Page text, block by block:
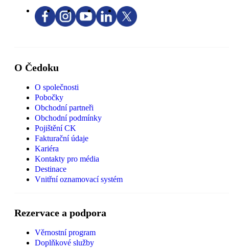
O Čedoku
O společnosti
Pobočky
Obchodní partneři
Obchodní podmínky
Pojištění CK
Fakturační údaje
Kariéra
Kontakty pro média
Destinace
Vnitřní oznamovací systém
Rezervace a podpora
Věrnostní program
Doplňkové služby